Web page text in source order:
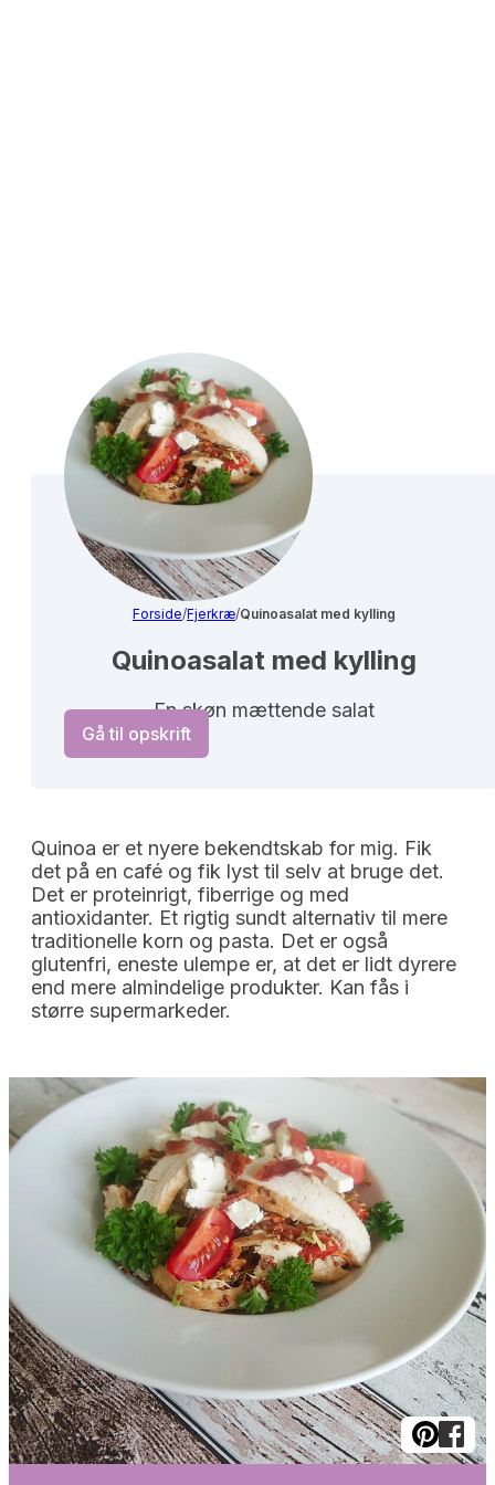
Forside/Fjerkræ/Quinoasalat med kylling
Quinoasalat med kylling
En skøn mættende salat
Gå til opskrift
Quinoa er et nyere bekendtskab for mig. Fik
det på en café og fik lyst til selv at bruge det.
Det er proteinrigt, fiberrige og med
antioxidanter. Et rigtig sundt alternativ til mere
traditionelle korn og pasta. Det er også
glutenfri, eneste ulempe er, at det er lidt dyrere
end mere almindelige produkter. Kan fås i
større supermarkeder.